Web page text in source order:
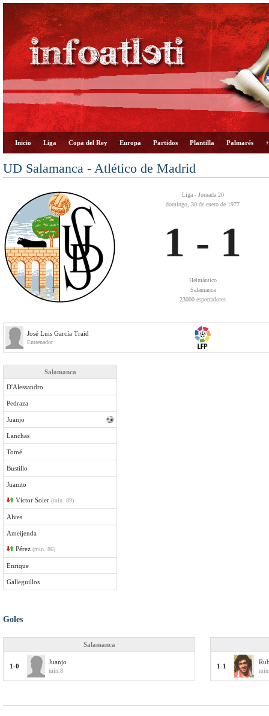
Inicio Liga Copa del Rey Europa Partidos Plantilla Palmarés
UD Salamanca - Atlético de Madrid
Liga - Jornada 20
domingo, 30 de enero de 1977
1 - 1
Helmántico
Salamanca
23000 espectadores
José Luis García Traid
Entrenador
Salamanca
D'Alessandro
Pedraza
Juanjo
Lanchas
Tomé
Bustillo
Juanito
Víctor Soler (min. 89)
Alves
Ameijenda
Pérez (min. 86)
Enrique
Galleguillos
Goles
Salamanca
1-0
Juanjo
min.8
1-1